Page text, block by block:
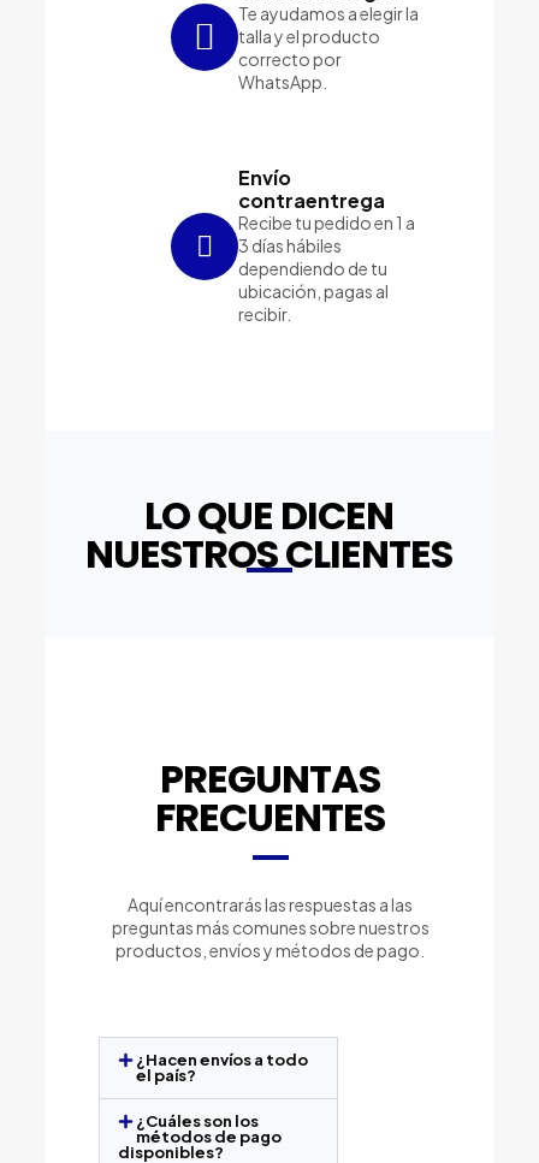
Te ayudamos a elegir la
talla y el producto
correcto por
WhatsApp.
Envío
contraentrega
Recibe tu pedido en 1 a
3 días hábiles
dependiendo de tu
ubicación, pagas al
recibir.
LO QUE DICEN
NUESTROS CLIENTES
PREGUNTAS
FRECUENTES
Aquí encontrarás las respuestas a las
preguntas más comunes sobre nuestros
productos, envíos y métodos de pago.
¿Hacen envíos a todo
el país?
¿Cuáles son los
métodos de pago
disponibles?